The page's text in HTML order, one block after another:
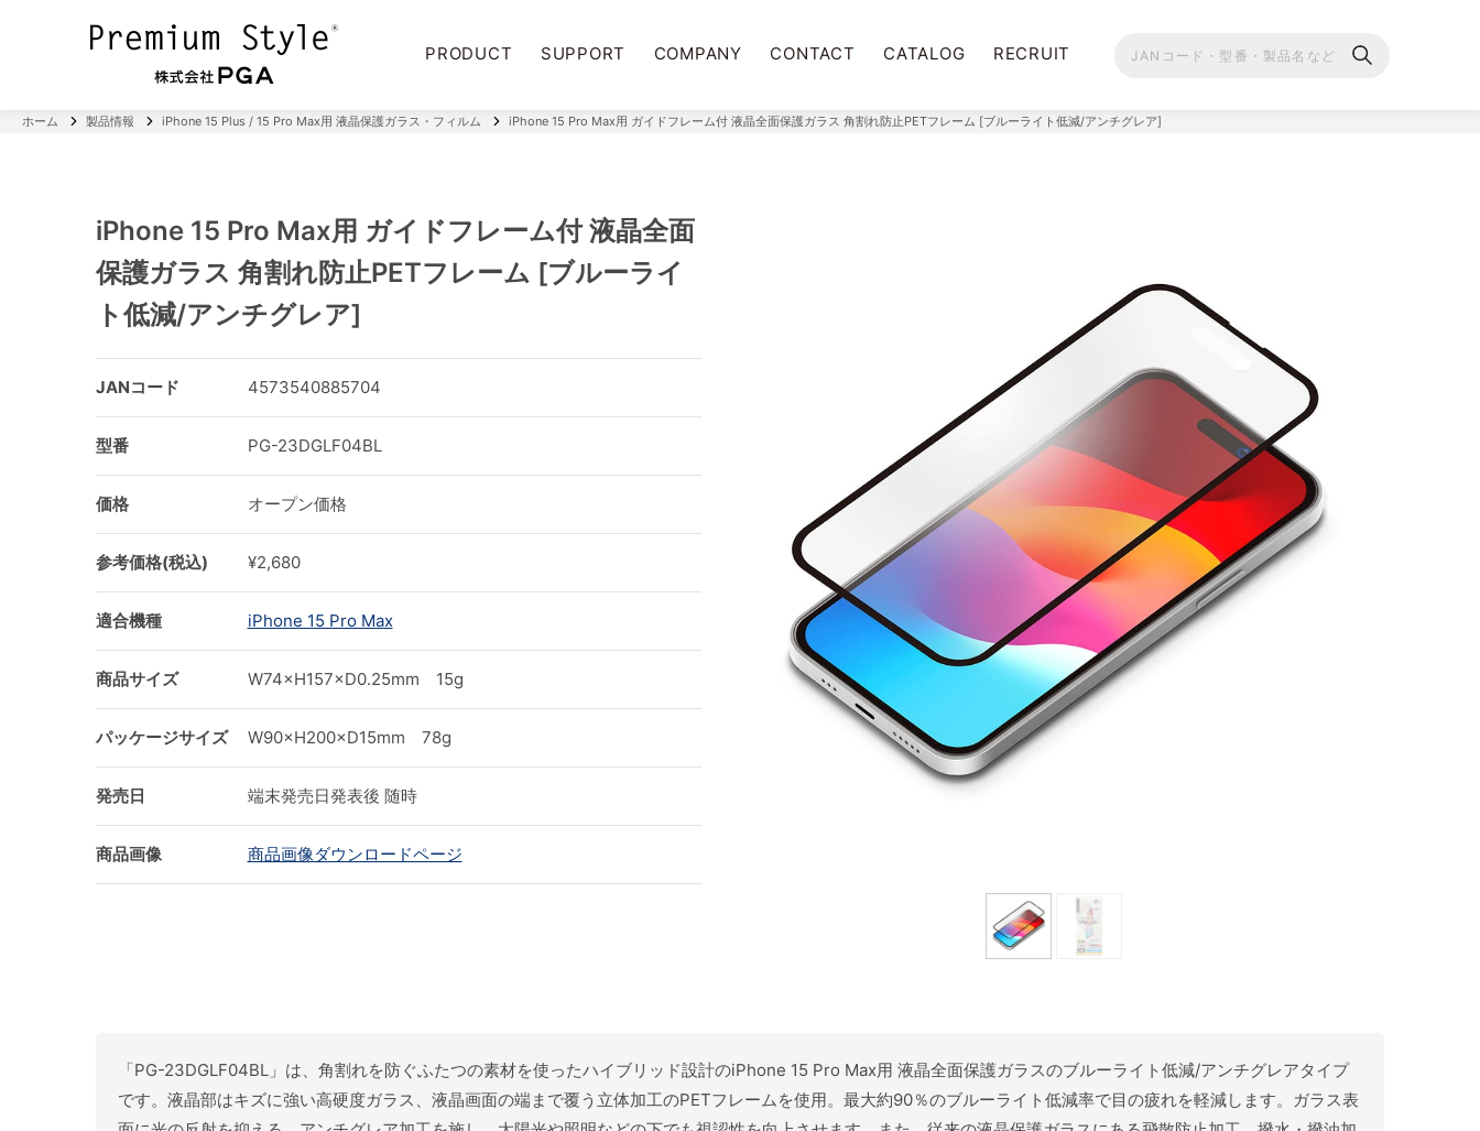
PRODUCT SUPPORT COMPANY CONTACT CATALOG RECRUIT
ホーム 製品情報 iPhone 15 Plus / 15 Pro Max用 液晶保護ガラス・フィルム iPhone 15 Pro Max用 ガイドフレーム付 液晶全面保護ガラス 角割れ防止PETフレーム [ブルーライト低減/アンチグレア]
iPhone 15 Pro Max用 ガイドフレーム付 液晶全面
保護ガラス 角割れ防止PETフレーム [ブルーライ
ト低減/アンチグレア]
JANコード 4573540885704
型番 PG-23DGLF04BL
価格 オープン価格
参考価格(税込) ¥2,680
適合機種 iPhone 15 Pro Max
商品サイズ W74×H157×D0.25mm 15g
パッケージサイズ W90×H200×D15mm 78g
発売日 端末発売日発表後 随時
商品画像 商品画像ダウンロードページ
「PG-23DGLF04BL」は、角割れを防ぐふたつの素材を使ったハイブリッド設計のiPhone 15 Pro Max用 液晶全面保護ガラスのブルーライト低減/アンチグレアタイプ
です。液晶部はキズに強い高硬度ガラス、液晶画面の端まで覆う立体加工のPETフレームを使用。最大約90％のブルーライト低減率で目の疲れを軽減します。ガラス表